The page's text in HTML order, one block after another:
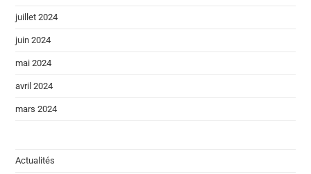
juillet 2024
juin 2024
mai 2024
avril 2024
mars 2024
Actualités